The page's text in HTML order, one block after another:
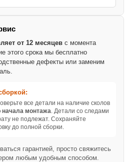
от 12 месяцев с момента
этого срока мы бесплатно
дефекты или заменим
все детали на наличие сколов
начала монтажа . Детали со следами
не подлежат. Сохраняйте
до полной сборки.
гарантией, просто свяжитесь
любым удобным способом.